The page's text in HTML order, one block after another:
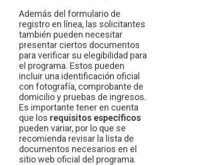
Además del formulario de
registro en línea, las solicitantes
también pueden necesitar
presentar ciertos documentos
para verificar su elegibilidad para
el programa. Estos pueden
incluir una identificación oficial
con fotografía, comprobante de
domicilio y pruebas de ingresos.
Es importante tener en cuenta
que los requisitos específicos
pueden variar, por lo que se
recomienda revisar la lista de
documentos necesarios en el
sitio web oficial del programa.